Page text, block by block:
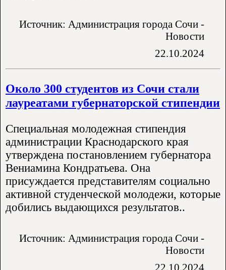
Источник: Администрация города Сочи -
Новости
22.10.2024
Около 300 студентов из Сочи стали
лауреатами губернаторской стипендии
Специальная молодежная стипендия
администрации Краснодарского края
утверждена постановлением губернатора
Вениамина Кондратьева. Она
присуждается представителям социально
активной студенческой молодежи, которые
добились выдающихся результатов..
Источник: Администрация города Сочи -
Новости
22.10.2024